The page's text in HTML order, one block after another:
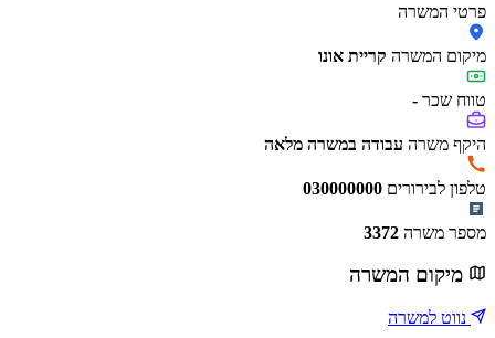
פרטי המשרה
מיקום המשרה קריית אונו
טווח שכר -
היקף משרה עבודה במשרה מלאה
טלפון לבירורים 030000000
מספר משרה 3372
מיקום המשרה
נווט למשרה